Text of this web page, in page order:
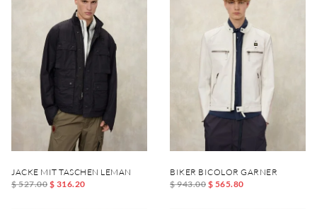
JACKE MIT TASCHEN LEMAN
$ 527.00 $ 316.20
BIKER BICOLOR GARNER
$ 943.00 $ 565.80